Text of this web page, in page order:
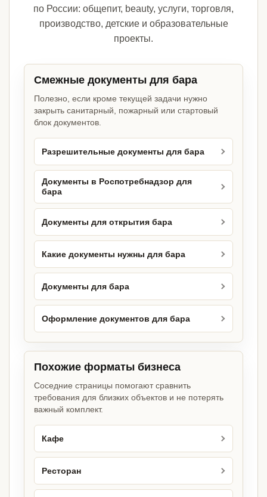
по России: общепит, beauty, услуги, торговля,
производство, детские и образовательные
проекты.
Смежные документы для бара
Полезно, если кроме текущей задачи нужно
закрыть санитарный, пожарный или стартовый
блок документов.
Разрешительные документы для бара
Документы в Роспотребнадзор для
бара
Документы для открытия бара
Какие документы нужны для бара
Документы для бара
Оформление документов для бара
Похожие форматы бизнеса
Соседние страницы помогают сравнить
требования для близких объектов и не потерять
важный комплект.
Кафе
Ресторан